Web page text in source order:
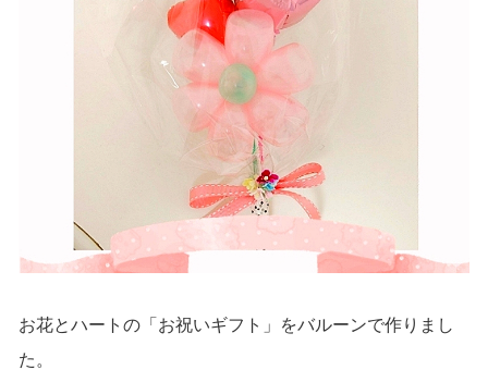
お花とハートの「お祝いギフト」をバルーンで作りまし
た。